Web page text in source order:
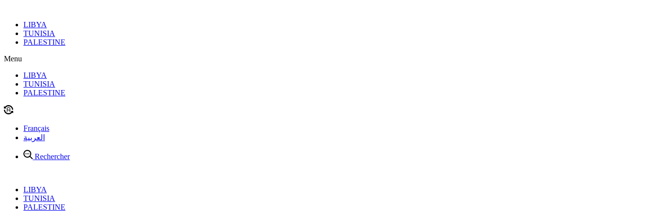
contenuLIBYA
TUNISIA
PALESTINE
Menu
LIBYA
TUNISIA
PALESTINE
Français
العربية
Rechercher
LIBYA
TUNISIA
PALESTINE